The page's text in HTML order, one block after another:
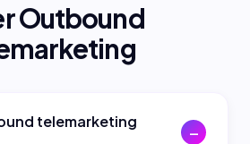
Outbound
telemarketing